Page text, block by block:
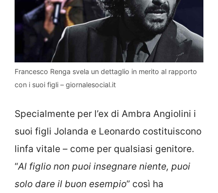
Francesco Renga svela un dettaglio in merito al rapporto
con i suoi figli – giornalesocial.it
Specialmente per l’ex di Ambra Angiolini i
suoi figli Jolanda e Leonardo costituiscono
linfa vitale – come per qualsiasi genitore.
“Al figlio non puoi insegnare niente, puoi
solo dare il buon esempio” così ha